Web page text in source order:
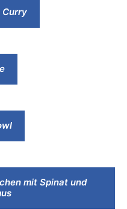
Curry
mit Spinat und